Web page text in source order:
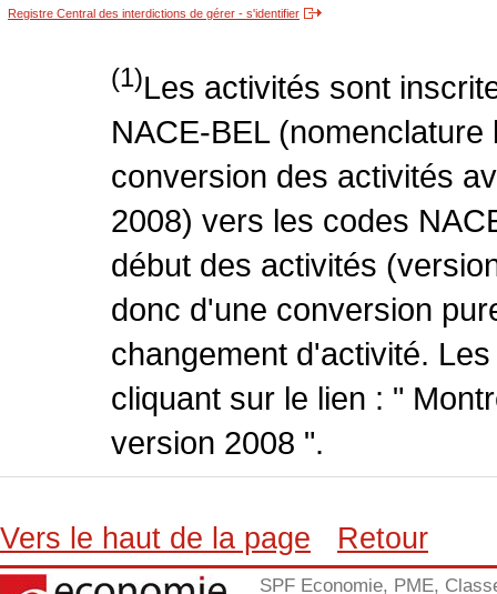
Registre Central des interdictions de gérer - s'identifier
(1)Les activités sont
NACE-BEL
conversion des activités
2008) vers les codes
début des activités
donc d'une conversion
changement d'activité.
cliquant sur le lien : "
version 2008 ".
Vers le haut de la page Retour
SPF Economie, PME,